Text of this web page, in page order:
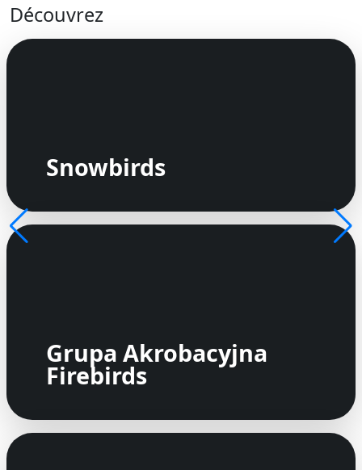
Découvrez
Snowbirds
Grupa Akrobacyjna
Firebirds